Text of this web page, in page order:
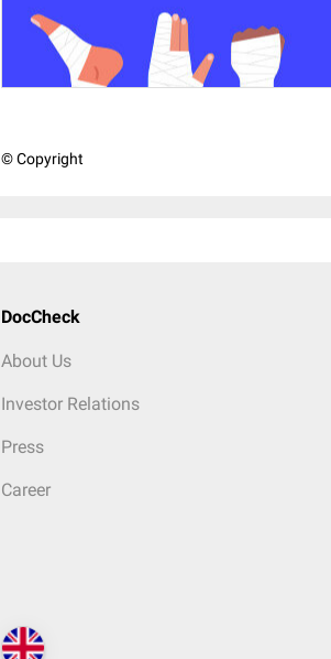
© Copyright
DocCheck
About Us
Investor Relations
Press
Career